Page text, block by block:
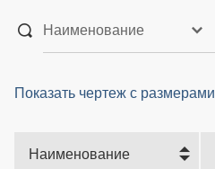
Показать чертеж с размерами
Наименование